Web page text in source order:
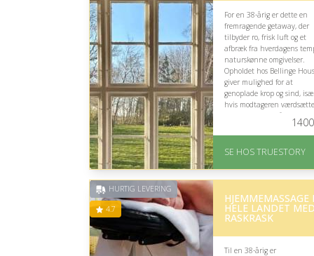
For en 38-årig er dette en
fremragende getaway, der
tilbyder ro, frisk luft og et
afbræk fra hverdagens
naturskønne omgivelser.
Opholdet hos Bellinge
giver mulighed for at
genoplade krop og sind,
hvis modtageren
afslapning tæt på naturen.
På lager
Levering: 1-2 dages
rating på 4.7 ud af 5
1400
SE HOS TRUESTORY
HURTIG LEVERING
4.7
HJEMMEMASSAGE I
HELE LANDET MED
RASKRASK
Til en 38-årig er